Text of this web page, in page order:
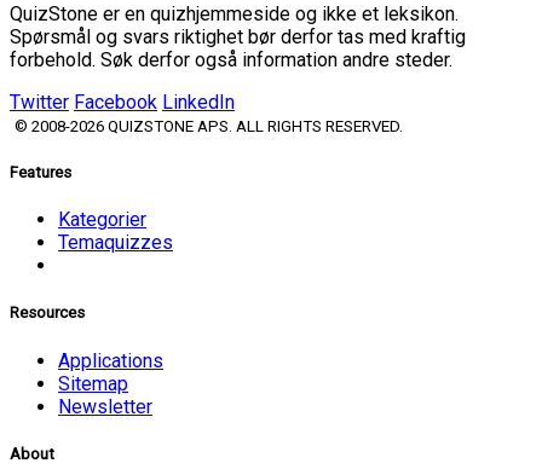
QuizStone er en quizhjemmeside og ikke et leksikon.
Spørsmål og svars riktighet bør derfor tas med kraftig
forbehold. Søk derfor også information andre steder.
Twitter Facebook LinkedIn
© 2008-2026 QUIZSTONE APS. ALL RIGHTS RESERVED.
Features
Kategorier
Temaquizzes
Resources
Applications
Sitemap
Newsletter
About